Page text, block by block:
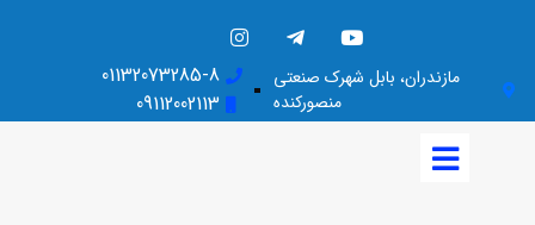
مازندران، بابل شهرک صنعتی
منصورکنده
01132073285-8
09112002113